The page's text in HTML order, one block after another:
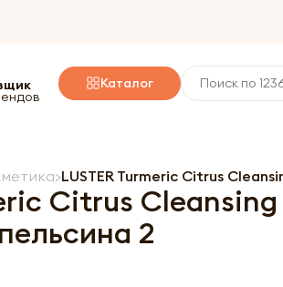
Каталог
LUSTER Turmeric Citrus
Citrus
2